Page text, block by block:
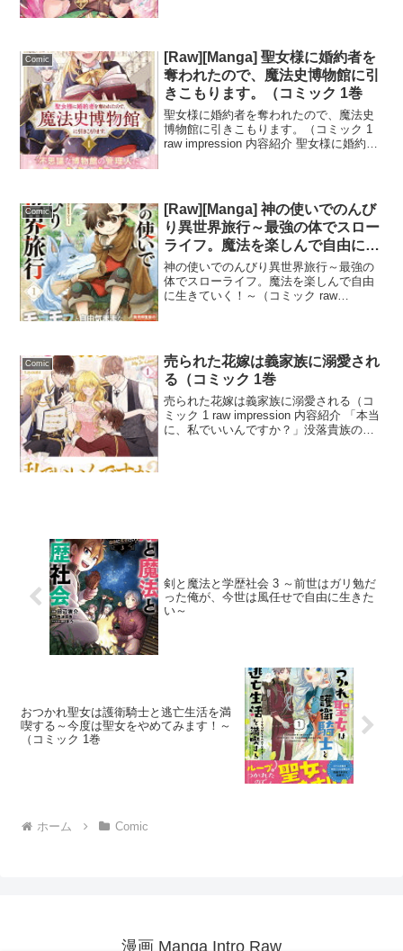
Comic
[Raw][Manga] 聖女様に婚約者を
奪われたので、魔法史博物館に引
きこもります。（コミック 1巻
聖女様に婚約者を奪われたので、魔法史
博物館に引きこもります。（コミック 1
raw impression 内容紹介 聖女様に婚約者
法...
Comic
[Raw][Manga] 神の使いでのんび
り異世界旅行～最強の体でスロー
ライフ。魔法を楽しんで自由に生
きていく！～（コミック 1巻
神の使いでのんびり異世界旅行～最強の
体でスローライフ。魔法を楽しんで自由
に生きていく！～（コミック raw
～』は、スロ...
Comic
売られた花嫁は義家族に溺愛され
る（コミック 1巻
売られた花嫁は義家族に溺愛される（コ
ミック 1 raw impression 内容紹介 「本当
に、私でいいんですか？」没落貴族の令
剣と魔法と学歴社会 3 ～前世はガリ勉だ
った俺が、今世は風任せで自由に生きた
い～
おつかれ聖女は護衛騎士と逃亡生活を満
喫する～今度は聖女をやめてみます！～
（コミック 1巻
ホーム Comic
漫画 Manga Intro Raw